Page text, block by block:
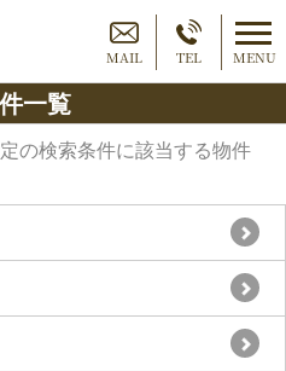
MAIL TEL MENU
一覧
の検索条件に該当する物件